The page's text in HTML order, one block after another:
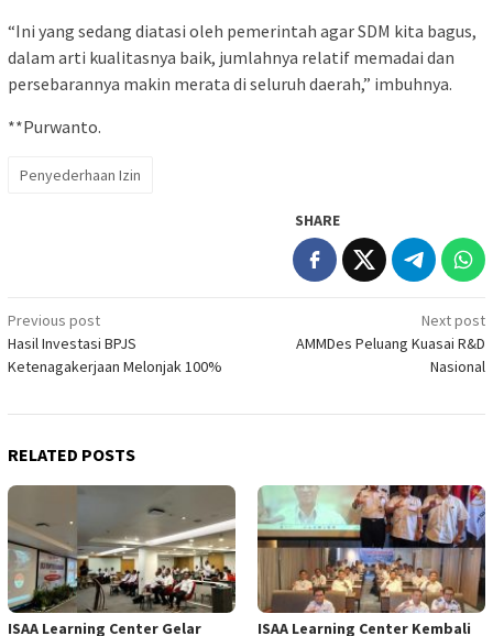
“Ini yang sedang diatasi oleh pemerintah agar SDM kita bagus,
dalam arti kualitasnya baik, jumlahnya relatif memadai dan
persebarannya makin merata di seluruh daerah,” imbuhnya.
**Purwanto.
Penyederhaan Izin
SHARE
Post
navigation
Previous post
Hasil Investasi BPJS
Ketenagakerjaan Melonjak 100%
Next post
AMMDes Peluang Kuasai R&D
Nasional
RELATED POSTS
ISAA Learning Center Gelar ISAA Learning Center Kembali